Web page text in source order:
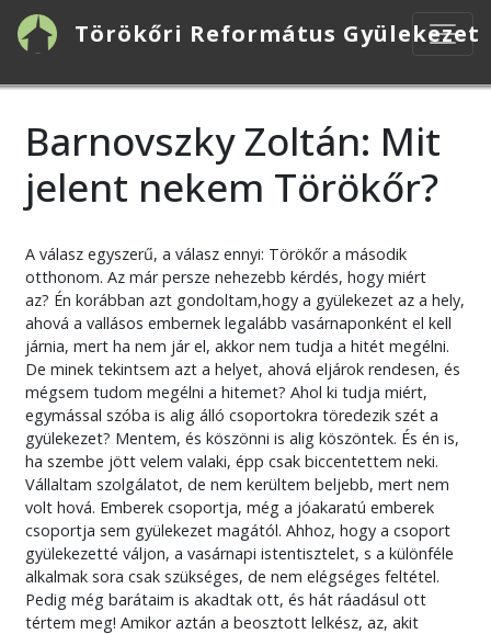
Ugrás
tartalomra
Törökőri Református Gyülekezet
Barnovszky Zoltán: Mit
jelent nekem Törökőr?
A válasz egyszerű, a válasz ennyi: Törökőr a második
otthonom. Az már persze nehezebb kérdés, hogy miért
az? Én korábban azt gondoltam,hogy a gyülekezet az a hely,
ahová a vallásos embernek legalább vasárnaponként el kell
járnia, mert ha nem jár el, akkor nem tudja a hitét megélni.
De minek tekintsem azt a helyet, ahová eljárok rendesen, és
mégsem tudom megélni a hitemet? Ahol ki tudja miért,
egymással szóba is alig álló csoportokra töredezik szét a
gyülekezet? Mentem, és köszönni is alig köszöntek. És én is,
ha szembe jött velem valaki, épp csak biccentettem neki.
Vállaltam szolgálatot, de nem kerültem beljebb, mert nem
volt hová. Emberek csoportja, még a jóakaratú emberek
csoportja sem gyülekezet magától. Ahhoz, hogy a csoport
gyülekezetté váljon, a vasárnapi istentisztelet, s a különféle
alkalmak sora csak szükséges, de nem elégséges feltétel.
Pedig még barátaim is akadtak ott, és hát ráadásul ott
tértem meg! Amikor aztán a beosztott lelkész, az, akit